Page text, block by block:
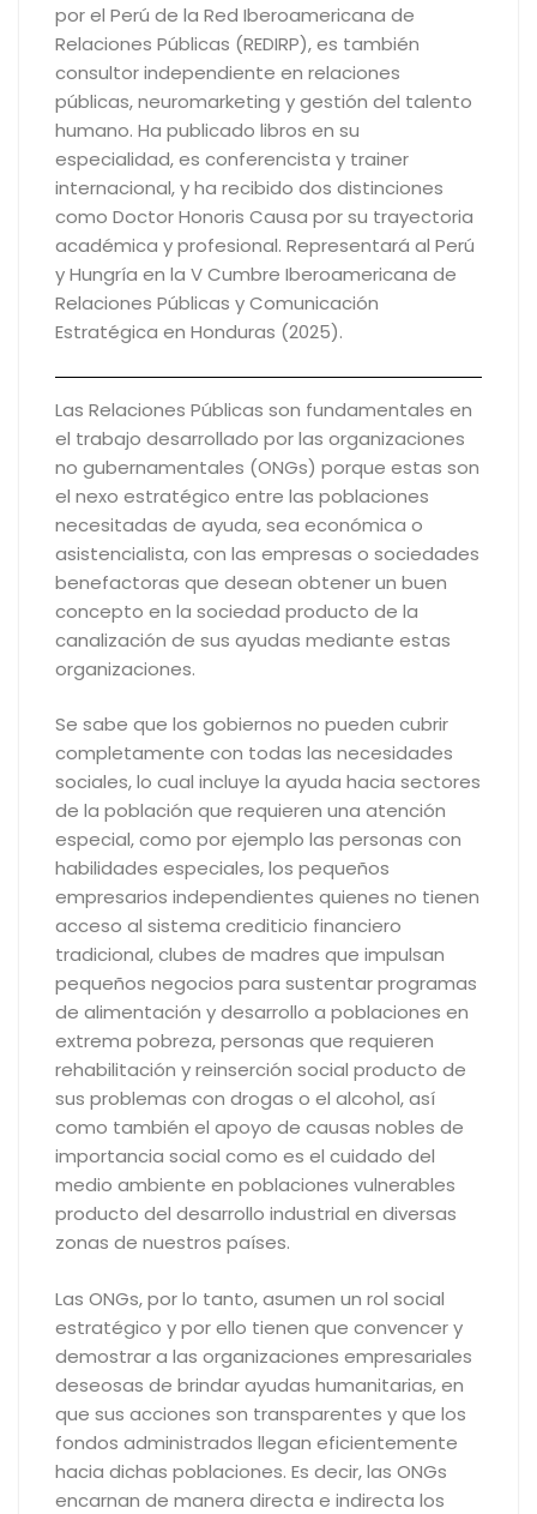
por el Perú de la Red Iberoamericana de
Relaciones Públicas (REDIRP), es también
consultor independiente en relaciones
públicas, neuromarketing y gestión del talento
humano. Ha publicado libros en su
especialidad, es conferencista y trainer
internacional, y ha recibido dos distinciones
como Doctor Honoris Causa por su trayectoria
académica y profesional. Representará al Perú
y Hungría en la V Cumbre Iberoamericana de
Relaciones Públicas y Comunicación
Estratégica en Honduras (2025).
Las Relaciones Públicas son fundamentales en
el trabajo desarrollado por las organizaciones
no gubernamentales (ONGs) porque estas son
el nexo estratégico entre las poblaciones
necesitadas de ayuda, sea económica o
asistencialista, con las empresas o sociedades
benefactoras que desean obtener un buen
concepto en la sociedad producto de la
canalización de sus ayudas mediante estas
organizaciones.
Se sabe que los gobiernos no pueden cubrir
completamente con todas las necesidades
sociales, lo cual incluye la ayuda hacia sectores
de la población que requieren una atención
especial, como por ejemplo las personas con
habilidades especiales, los pequeños
empresarios independientes quienes no tienen
acceso al sistema crediticio financiero
tradicional, clubes de madres que impulsan
pequeños negocios para sustentar programas
de alimentación y desarrollo a poblaciones en
extrema pobreza, personas que requieren
rehabilitación y reinserción social producto de
sus problemas con drogas o el alcohol, así
como también el apoyo de causas nobles de
importancia social como es el cuidado del
medio ambiente en poblaciones vulnerables
producto del desarrollo industrial en diversas
zonas de nuestros países.
Las ONGs, por lo tanto, asumen un rol social
estratégico y por ello tienen que convencer y
demostrar a las organizaciones empresariales
deseosas de brindar ayudas humanitarias, en
que sus acciones son transparentes y que los
fondos administrados llegan eficientemente
hacia dichas poblaciones. Es decir, las ONGs
encarnan de manera directa e indirecta los